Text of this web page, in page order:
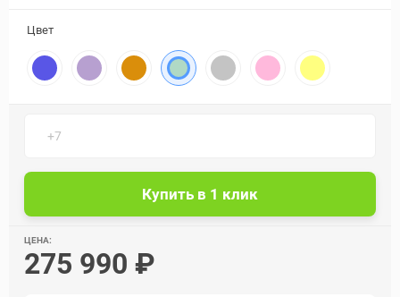
Цвет
ЦЕНА:
275 990 ₽